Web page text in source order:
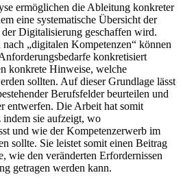
ermöglichen die Ableitung konkreter
eine systematische Übersicht der
Digitalisierung geschaffen wird.
„digitalen Kompetenzen“ können
konkretisiert
konkrete Hinweise, welche
sollten. Auf dieser Grundlage lässt
Berufsfelder beurteilen und
entwerfen. Die Arbeit hat somit
indem sie aufzeigt, wo
und wie der Kompetenzerwerb im
sollte. Sie leistet somit einen Beitrag
wie den veränderten Erfordernissen
getragen werden kann.